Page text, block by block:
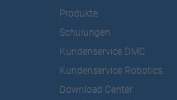
Produkte
Schulungen
Kundenservice DMC
Kundenservice Robotics
Download Center